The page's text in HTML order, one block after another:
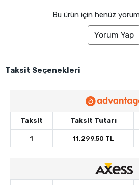
Bu ürün için henüz yorum
Yorum Yap
Taksit Seçenekleri
Taksit Taksit Tutarı
1 11.299,50 TL